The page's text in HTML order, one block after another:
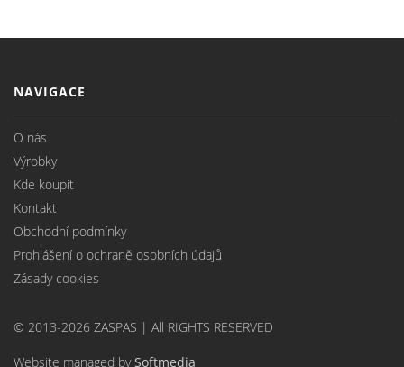
NAVIGACE
O nás
Výrobky
Kde koupit
Kontakt
Obchodní podmínky
Prohlášení o ochraně osobních údajů
Zásady cookies
© 2013-2026 ZASPAS | All RIGHTS RESERVED
Website managed bySoftmedia